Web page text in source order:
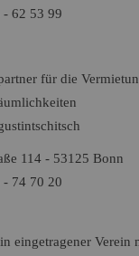
- 62 53 99
für die
114 - 53125 Bonn
- 74 70 20
eingetragener Verein